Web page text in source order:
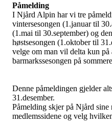
Påmelding
I Njård Alpin har vi tre
vintersesongen (1.januar til
(1.mai til 30.september) og
høstsesongen (1.oktober til
velge om man vil delta kun
barmarkssesongen på
Denne påmeldingen gjelder
31.desember.
Påmelding skjer på Njård
medlemssidene og velg